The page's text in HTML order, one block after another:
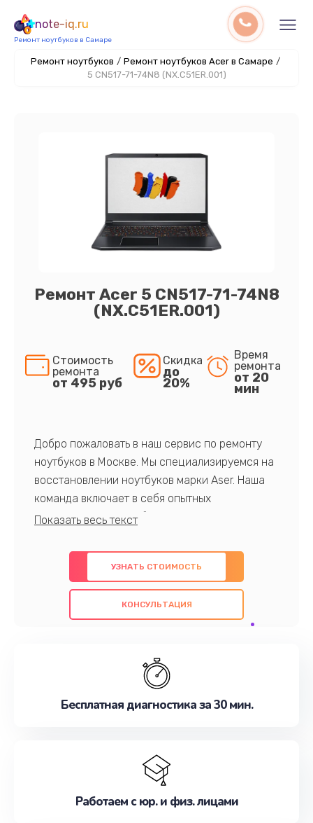
note-iq.ru
Ремонт ноутбуков в Самаре
Ремонт ноутбуков / Ремонт ноутбуков Acer в Самаре /
5 CN517-71-74N8 (NX.C51ER.001)
Ремонт Acer 5 CN517-71-74N8
(NX.C51ER.001)
Стоимость
ремонта
от 495 руб
Скидка
до
20%
Время
ремонта
от 20
мин
Добро пожаловать в наш сервис по ремонту
ноутбуков в Москве. Мы специализируемся на
восстановлении ноутбуков марки Aser. Наша
команда включает в себя опытных
профессионалов с обширными знаниями и
предлагаем быстрый и качественный ремонт с
использованием оригинальных компонентов, а
также гарантируем качество всех
проведенных работ. Наша цель - предоставить
наилучшим образом. Не медлите записаться на
УЗНАТЬ СТОИМОСТЬ
КОНСУЛЬТАЦИЯ
Бесплатная диагностика за 30 мин.
Работаем с юр. и физ. лицами